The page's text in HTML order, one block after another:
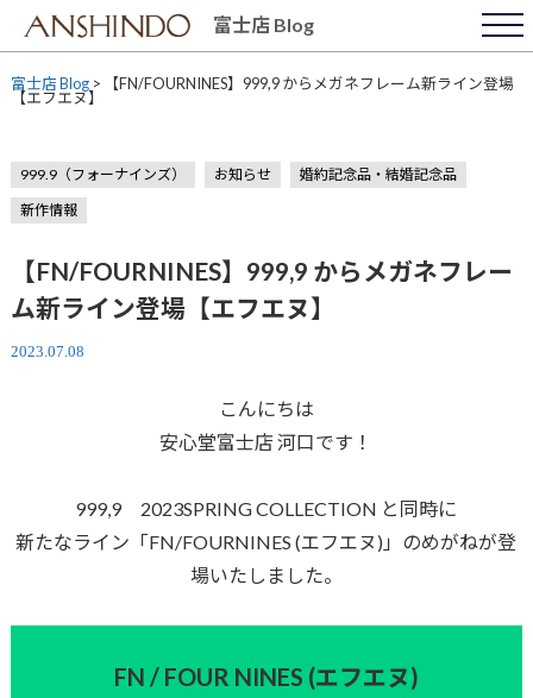
content
富士店 Blog
富士店 Blog> 【FN/FOURNINES】999,9 からメガネフレーム新ライン登場
【エフエヌ】
999.9（フォーナインズ） お知らせ
婚約記念品・結婚記念品
新作情報
【FN/FOURNINES】999,9 からメガネフレー
ム新ライン登場【エフエヌ】
2023.07.08
こんにちは
安心堂富士店 河口です！
999,9 2023SPRING COLLECTION と同時に
新たなライン「FN/FOURNINES (エフエヌ)」のめがねが登
場いたしました。
FN / FOUR NINES (エフエヌ)